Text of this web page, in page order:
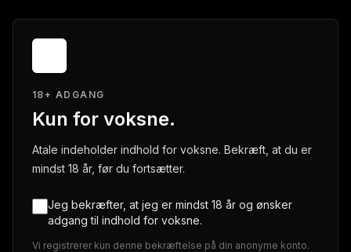
18+ ADGANG
Kun for voksne.
Atale indeholder indhold for voksne. Bekræft, at du er
mindst 18 år, før du fortsætter.
Jeg bekræfter, at jeg er mindst 18 år og ønsker
adgang til indhold for voksne.
Vi registrerer kun denne bekræftelse på din anonyme konto.